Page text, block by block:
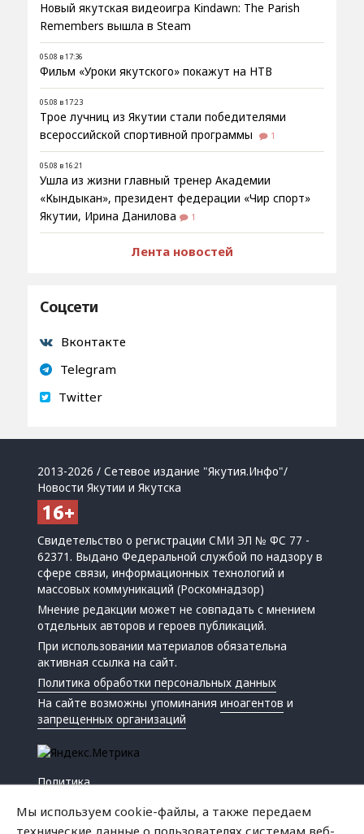
Новый якутская видеоигра Kindawn: The Parish
Remembers вышла в Steam
05.08 в 17:36
Фильм «Уроки якутского» покажут на НТВ
05.08 в 17:23
Трое лучниц из Якутии стали победителями
всероссийской спортивной программы
1
05.08 в 16:21
Ушла из жизни главный тренер Академии
«Кындыкан», президент федерации «Чир спорт»
Якутии, Ирина Данилова
1
Лента новостей
Соцсети
Вконтакте
Telegram
Twitter
2013-2026 / Сетевое издание "Якутия.Инфо"/
Новости Якутии и Якутска
Свидетельство о регистрации СМИ ЭЛ № ФС 77 -
62371. Выдано Федеральной службой по надзору в
сфере связи, информационных технологий и
массовых коммуникаций (Роскомнадзор)
Мнение редакции может не совпадать с мнением
отдельных авторов и героев публикаций.
При использовании материалов обязательна
активная ссылка на сайт.
Политика обработки персональных данных
На сайте возможны упоминанияиноагентов и
запрещенных организаций
Политика
Мы используем cookie-файлы, а также передаем
технические данные о пользователях системам веб-